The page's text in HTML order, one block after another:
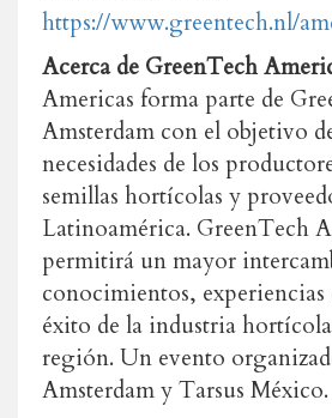
https://www.greentech.nl/
Acerca de GreenTech
Americas forma parte de
Amsterdam con el objetivo
necesidades de los
semillas hortícolas y
Latinoamérica. GreenTech
permitirá un mayor
conocimientos, experiencias
éxito de la industria
región. Un evento
Amsterdam y Tarsus México.